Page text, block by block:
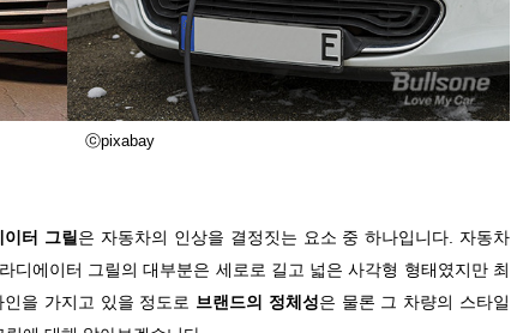
ⓒpixabay
이터 그릴은 자동차의 인상을 결정짓는 요소 중 하나입니다. 자동차
디에이터 그릴의 대부분은 세로로 길고 넓은 사각형 형태였지만 최
을 가지고 있을 정도로 브랜드의 정체성은 물론 그 차량의 스타일